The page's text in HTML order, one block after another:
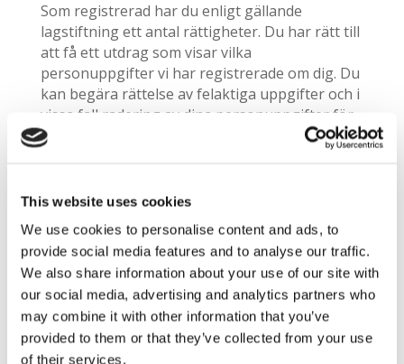
This website uses cookies
We use cookies to personalise content and ads, to
provide social media features and to analyse our traffic.
We also share information about your use of our site with
our social media, advertising and analytics partners who
may combine it with other information that you’ve
provided to them or that they’ve collected from your use
of their services.
Som registrerad har du enligt gällande
lagstiftning ett antal rättigheter. Du har rätt till
att få ett utdrag som visar vilka
personuppgifter vi har registrerade om dig. Du
kan begära rättelse av felaktiga uppgifter och i
vissa fall radering av dina personuppgifter för
de fall att denna data inte längre är nödvändig
för det syfte den blev insamlad för. Tänkt dock
som hindrar en direkt radering, t.ex. krav i
bokförings- och skattelagstiftning.
Vill du framföra synpunkter eller klagomål till
en tillsynsmyndighet eller undrar något annat
om dina rättigheter kring personuppgifter som
behandlas av oss ska du vända dig till
datainspektionen som är utsedd
tillsynsmyndighet och därmed ansvarig för att